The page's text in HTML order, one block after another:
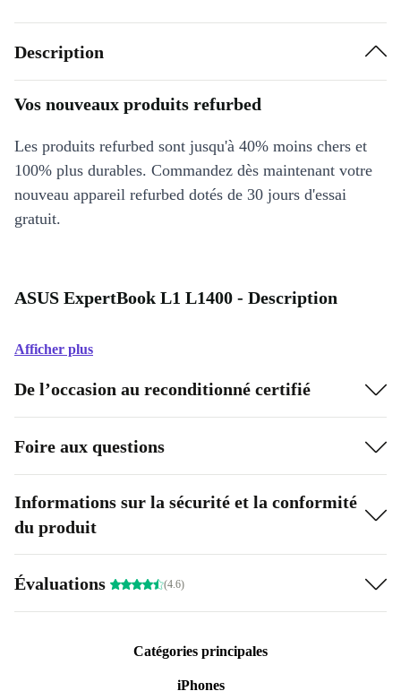
Description
Vos nouveaux produits refurbed
Les produits refurbed sont jusqu'à 40% moins chers et
100% plus durables. Commandez dès maintenant votre
nouveau appareil refurbed dotés de 30 jours d'essai
gratuit.
ASUS ExpertBook L1 L1400 - Description
Afficher plus
De l’occasion au reconditionné certifié
Foire aux questions
Informations sur la sécurité et la conformité
du produit
Évaluations (4.6)
Catégories principales
iPhones